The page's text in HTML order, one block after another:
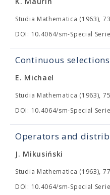
Studia Mathematica (1963),
DOI: 10.4064/sm-Special
Continuous
E. Michael
Studia Mathematica (1963),
DOI: 10.4064/sm-Special
Operators and
J. Mikusiński
Studia Mathematica (1963),
DOI: 10.4064/sm-Special